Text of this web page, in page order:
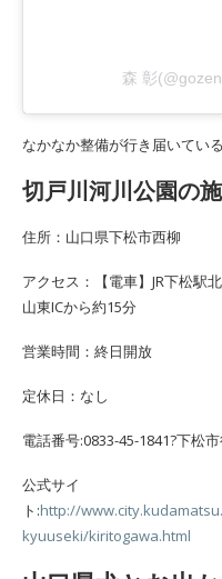
森 彰
なかなか整備が行き届いている
切戸川河川公園の
住所：山口県下松市西柳
アクセス：【電車】JR下松駅
山東ICから約15分
営業時間：終日開放
定休日：なし
電話番号:0833-45-1841?下松
公式サイ
ト:http://
kyuuseki/kiritogawa.html